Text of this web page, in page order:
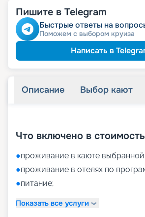
Пишите в Telegram
Быстрые ответы на
Поможем с выбором круиза
Написать в
Описание Выбор кают
Что включено в стоимость
●проживание в каюте выбранной
●проживание в отелях по
●питание;
Показать все услуги